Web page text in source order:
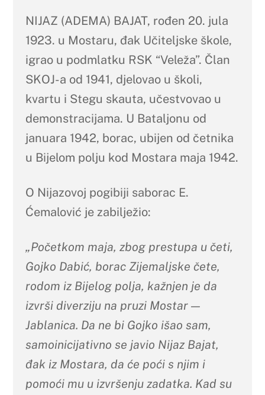
NIJAZ (ADEMA) BAJAT, rođen 20. jula
1923. u Mostaru, đak Učiteljske škole,
igrao u podmlatku RSK “Veleža”. Član
SKOJ-a od 1941, djelovao u školi,
kvartu i Stegu skauta, učestvovao u
demonstracijama. U Bataljonu od
januara 1942, borac, ubijen od četnika
u Bijelom polju kod Mostara maja 1942.
O Nijazovoj pogibiji saborac E.
Ćemalović je zabilježio:
„Početkom maja, zbog prestupa u četi,
Gojko Dabić, borac Zijemaljske čete,
rodom iz Bijelog polja, kažnjen je da
izvrši diverziju na pruzi Mostar —
Jablanica. Da ne bi Gojko išao sam,
samoinicijativno se javio Nijaz Bajat,
đak iz Mostara, da će poći s njim i
pomoći mu u izvršenju zadatka. Kad su